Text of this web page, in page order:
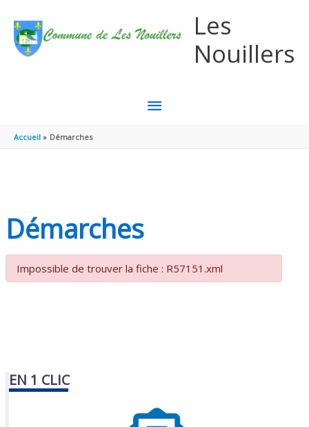
Les
Nouillers
MENU
Accueil Démarches
Démarches
Impossible de trouver la fiche : R57151.xml
EN 1 CLIC